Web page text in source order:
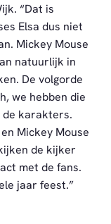
“Dat is
Elsa dus niet
Mickey Mouse
natuurlijk in
De volgorde
we hebben die
de karakters.
Mickey Mouse
de kijker
met de fans.
jaar feest.”